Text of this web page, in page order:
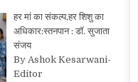
हर मां का संकल्प,हर शिशु का
अधिकार:स्तनपान : डॉ. सुजाता
संजय
By Ashok Kesarwani-
Editor